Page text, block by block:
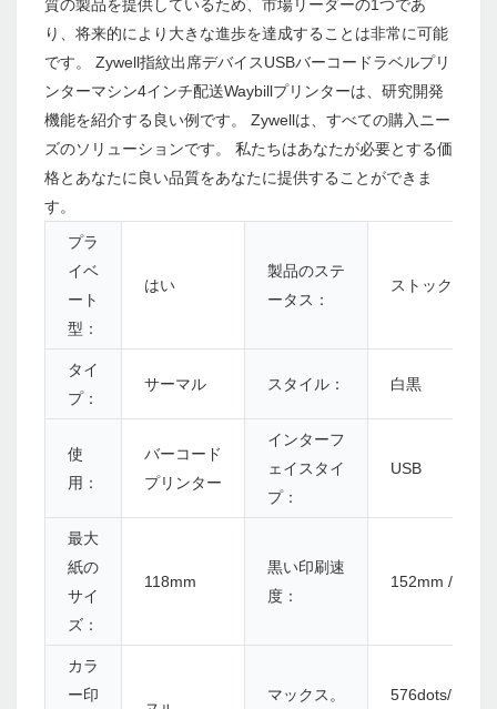
質の製品を提供しているため、市場リーダーの1つであ
り、将来的により大きな進歩を達成することは非常に可能
です。 Zywell指紋出席デバイスUSBバーコードラベルプリ
ンターマシン4インチ配送Waybillプリンターは、研究開発
機能を紹介する良い例です。 Zywellは、すべての購入ニー
ズのソリューションです。 私たちはあなたが必要とする価
格とあなたに良い品質をあなたに提供することができま
す。
プラ
イベ
ート
型：
はい
製品のステ
ータス：
ストック
タイ
プ：
サーマル スタイル： 白黒
使
用：
バーコード
プリンター
インターフ
ェイスタイ
プ：
USB
最大
紙の
サイ
ズ：
118mm
黒い印刷速
度：
152mm / s
カラ
ー印
マックス。 576dots/lineま